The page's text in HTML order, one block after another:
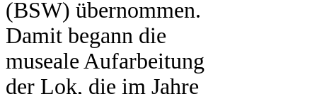
(BSW) übernommen.
Damit begann die
museale Aufarbeitung
der Lok, die im Jahre